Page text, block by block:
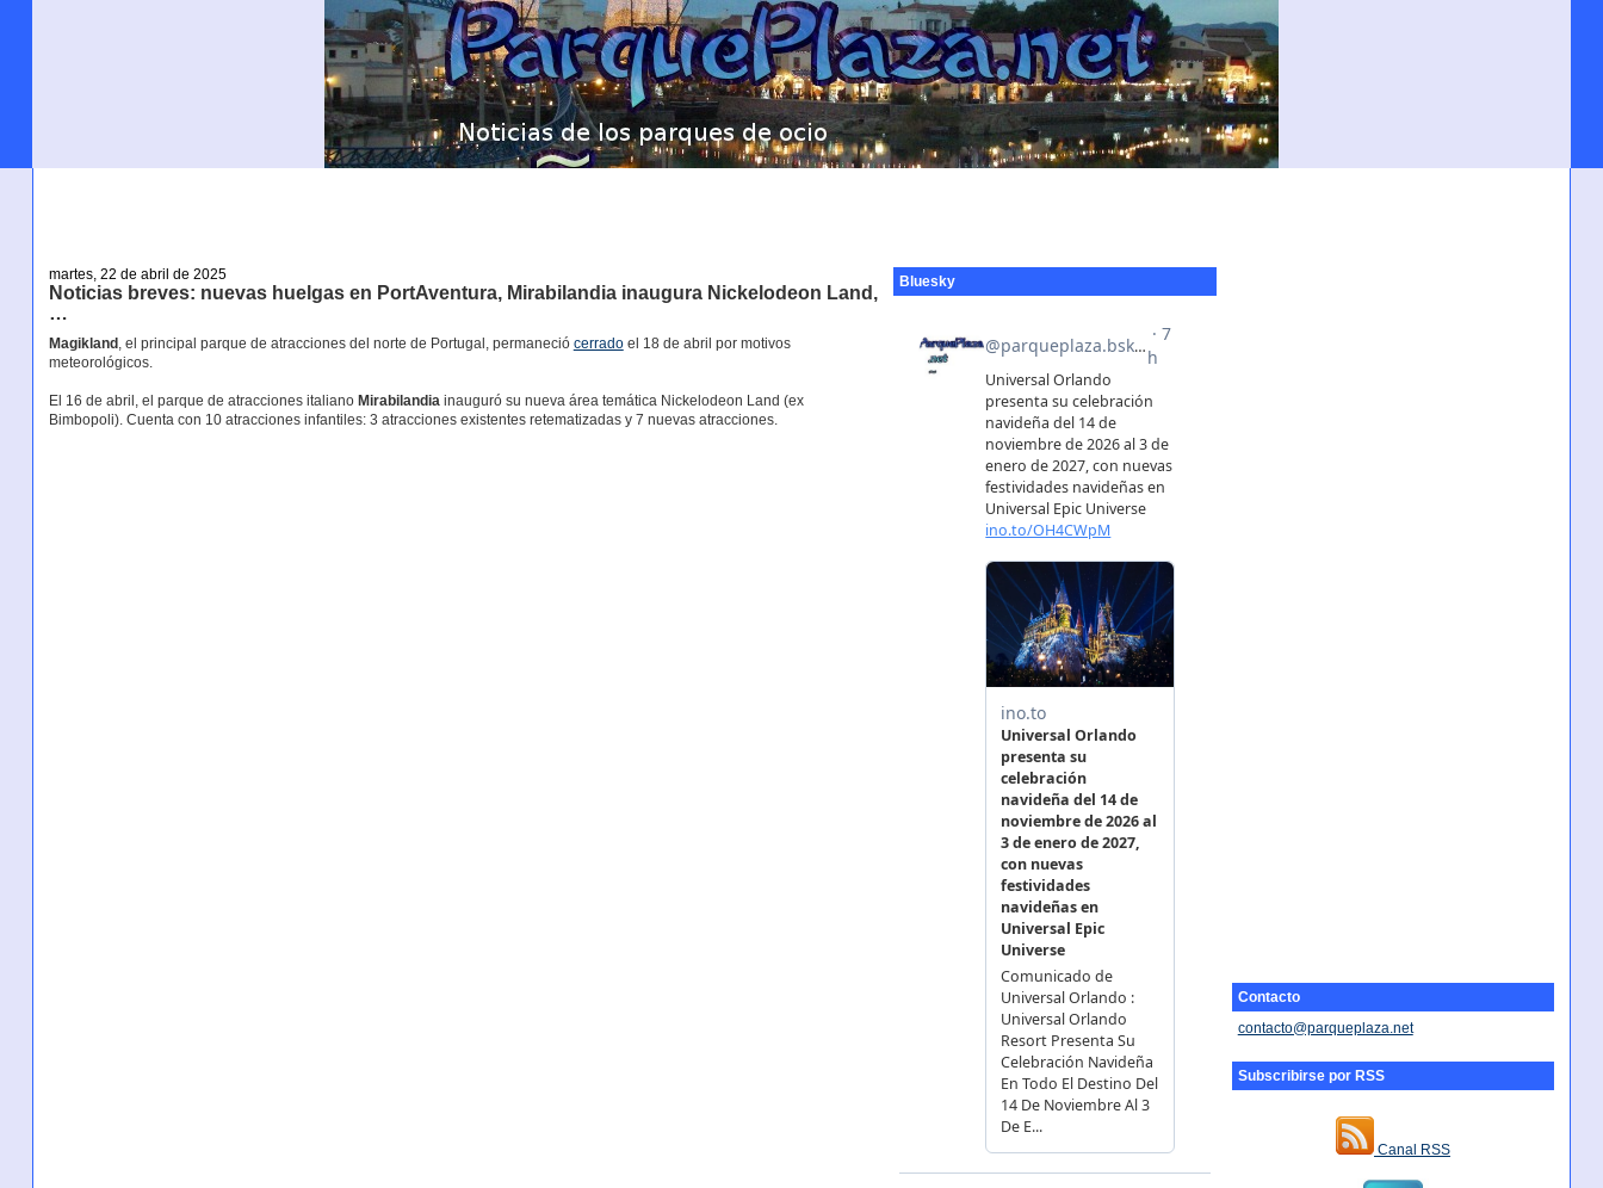
Contacto
contacto@parqueplaza.net
Subscribirse por RSS
Canal RSS
martes, 22 de abril de 2025
Noticias breves: nuevas huelgas en PortAventura, Mirabilandia inaugura Nickelodeon Land,
…
Magikland , el principal parque de atracciones del norte de Portugal, permaneció cerradoel 18 de abril por motivos
meteorológicos.
El 16 de abril, el parque de atracciones italiano Mirabilandiainauguró su nueva área temática Nickelodeon Land (ex
Bimbopoli). Cuenta con 10 atracciones infantiles: 3 atracciones existentes retematizadas y 7 nuevas atracciones.
Bluesky